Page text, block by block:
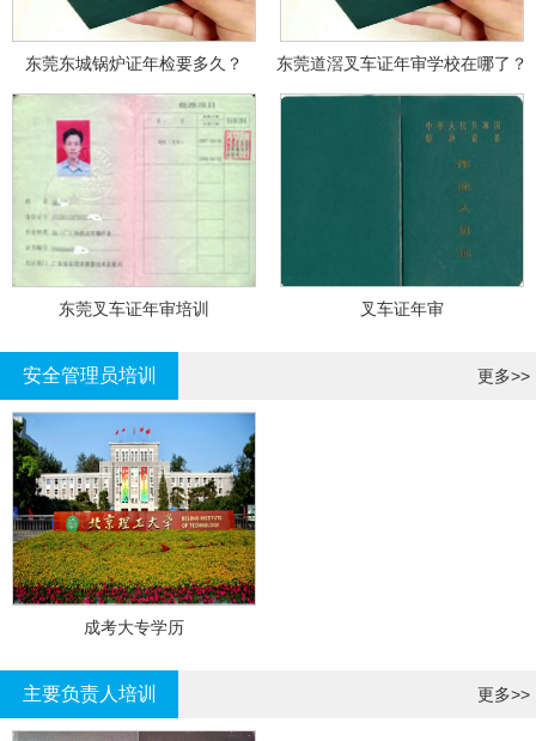
东莞东城锅炉证年检要多久？ 东莞道滘叉车证年审学校在哪了？
东莞叉车证年审培训 叉车证年审
安全管理员培训 更多>>
成考大专学历
主要负责人培训 更多>>